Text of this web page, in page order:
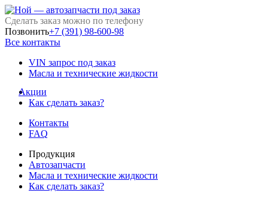
Сделать заказ можно по телефону
Позвонить+7 (391) 98-600-98
Все контакты
VIN запрос под заказ
Масла и технические жидкости
Акции
Как сделать заказ?
Контакты
FAQ
Продукция
Автозапчасти
Масла и технические жидкости
Как сделать заказ?